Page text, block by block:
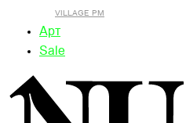
VILLAGE PM
Арт
Sale